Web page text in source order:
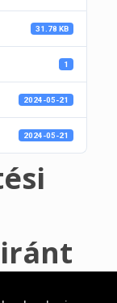
31.78 KB
1
2024-05-21
2024-05-21